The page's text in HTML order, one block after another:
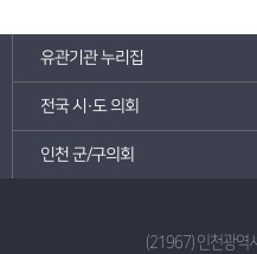
유관기관 누리집
전국 시·도 의회
인천 군/구의회
(21967) 인천광역